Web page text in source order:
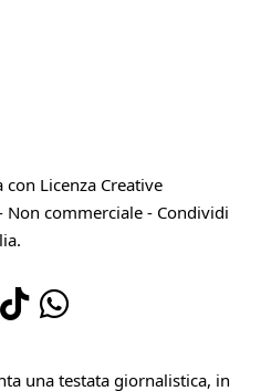
con Licenza Creative
commerciale - Condividi
.
una testata giornalistica, in